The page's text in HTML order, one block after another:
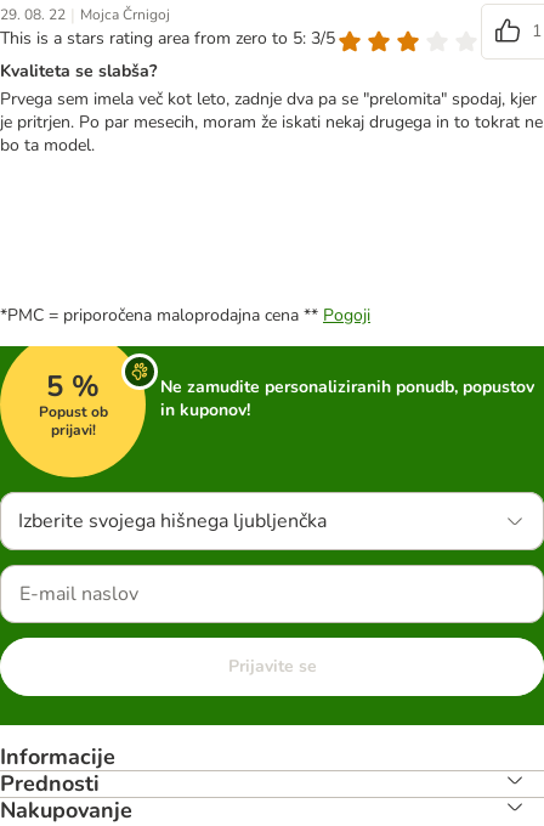
29. 08. 22 | Mojca Črnigoj
This is a stars rating area from zero to 5: 3/5
1
Kvaliteta se slabša?
Prvega sem imela več kot leto, zadnje dva pa se "prelomita" spodaj, kjer
je pritrjen. Po par mesecih, moram že iskati nekaj drugega in to tokrat ne
bo ta model.
*PMC = priporočena maloprodajna cena ** Pogoji
5 %
Popust ob
prijavi!
Ne zamudite personaliziranih ponudb, popustov
in kuponov!
Izberite svojega hišnega ljubljenčka
Prijavite se
Informacije
Prednosti
Nakupovanje